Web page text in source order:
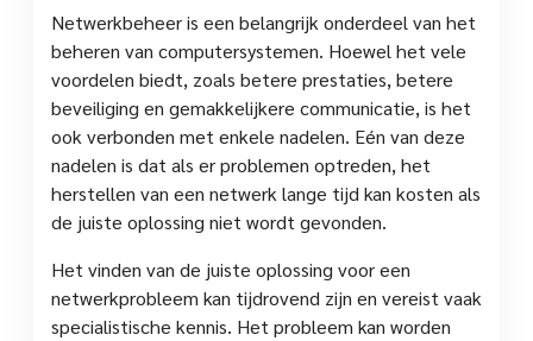
Netwerkbeheer is een belangrijk onderdeel van het
beheren van computersystemen. Hoewel het vele
voordelen biedt, zoals betere prestaties, betere
beveiliging en gemakkelijkere communicatie, is het
ook verbonden met enkele nadelen. Eén van deze
nadelen is dat als er problemen optreden, het
herstellen van een netwerk lange tijd kan kosten als
de juiste oplossing niet wordt gevonden.
Het vinden van de juiste oplossing voor een
netwerkprobleem kan tijdrovend zijn en vereist vaak
specialistische kennis. Het probleem kan worden